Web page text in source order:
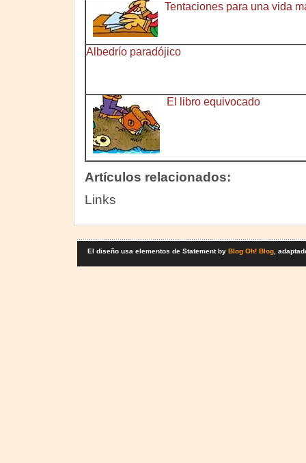
Tentaciones para una vida
Albedrío paradójico
El libro equivocado
Artículos relacionados:
Links
El diseño usa elementos de Statement by Blog Oh! Blog,